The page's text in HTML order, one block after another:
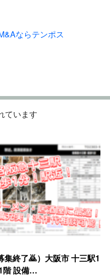
ならテンポス
ています
集終了🙇）大阪市 十三駅1
階 設備…